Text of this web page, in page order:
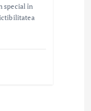
special în